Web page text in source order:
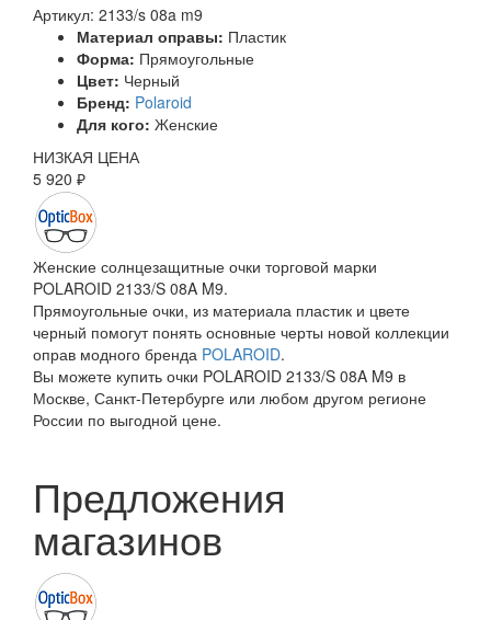
Артикул: 2133/s 08a m9
Материал оправы: Пластик
Форма: Прямоугольные
Цвет: Черный
Бренд: Polaroid
Для кого: Женские
НИЗКАЯ ЦЕНА
5 920 ₽
Женские солнцезащитные очки торговой марки
POLAROID 2133/S 08A M9.
Прямоугольные очки, из материала пластик и цвете
черный помогут понять основные черты новой коллекции
оправ модного бренда POLAROID.
Вы можете купить очки POLAROID 2133/S 08A M9 в
Москве, Санкт-Петербурге или любом другом регионе
России по выгодной цене.
Предложения
магазинов